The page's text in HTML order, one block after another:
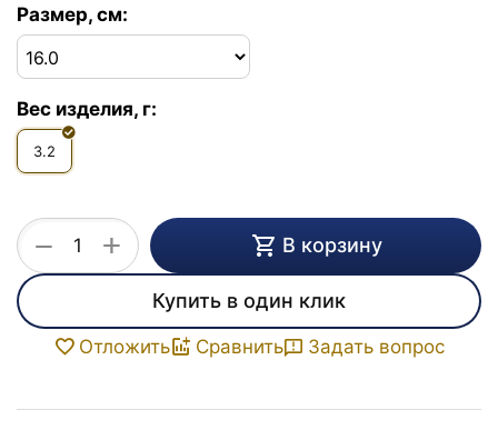
Размер, см:
Вес изделия, г:
3.2
+
− В корзину
Купить в один клик
Отложить Сравнить Задать вопрос